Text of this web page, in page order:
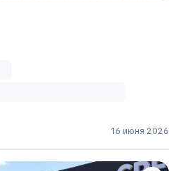
16 июня 2026